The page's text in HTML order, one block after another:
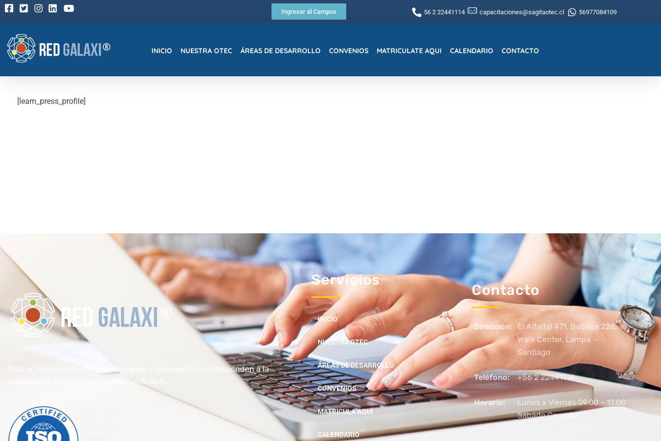
Ingresar al Campus 56 2 22441114 capacitaciones@sagitaotec.cl 56977084109
RedGalaxi®
INICIO NUESTRA OTEC ÁREAS DE DESARROLLO CONVENIOS MATRICULATE AQUI CALENDARIO CONTACTO
[learn_press_profile]
Toda la información, textos, imágenes y documentos corresponden a la
propiedad intelectual de SagitaOtec® SpA.
Servicios
INICIO
NUESTRA OTEC
ÁREAS DE DESARROLLO
CONVENIOS
MATRICULA AQUÍ
CALENDARIO
Contacto
Dirección:
El Alfalfal 471, Bodega 228,
Work Center, Lampa –
Santiago
Teléfono: +56 2 22441114
Horario:
Lunes a Viernes 09.00 – 17.00
Sábado Cerrado